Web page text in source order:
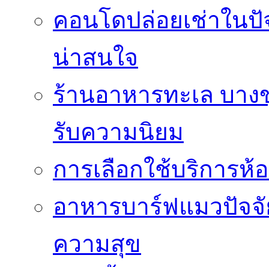
คอนโดปล่อยเช่าใน
น่าสนใจ
ร้านอาหารทะเล บา
รับความนิยม
การเลือกใช้บริการห้
อาหารบาร์ฟแมวปัจ
ความสุข